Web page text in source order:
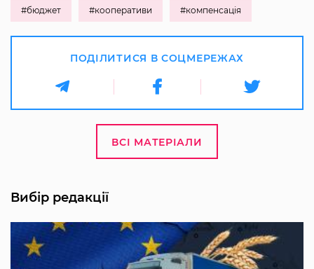
#бюджет #кооперативи #компенсація
ПОДІЛИТИСЯ В СОЦМЕРЕЖАХ
ВСІ МАТЕРІАЛИ
Вибір редакції